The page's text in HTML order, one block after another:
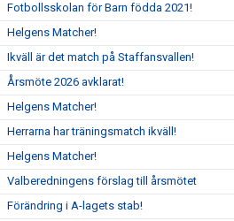
Fotbollsskolan för Barn födda 2021!
Helgens Matcher!
Ikväll är det match på Staffansvallen!
Årsmöte 2026 avklarat!
Helgens Matcher!
Herrarna har träningsmatch ikväll!
Helgens Matcher!
Valberedningens förslag till årsmötet
Förändring i A-lagets stab!